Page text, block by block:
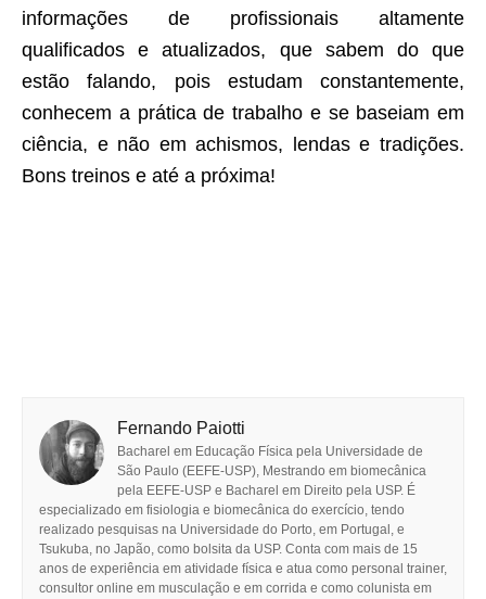
informações de profissionais altamente
qualificados e atualizados, que sabem do que
estão falando, pois estudam constantemente,
conhecem a prática de trabalho e se baseiam em
ciência, e não em achismos, lendas e tradições.
Bons treinos e até a próxima!
Fernando Paiotti
Bacharel em Educação Física pela Universidade de
São Paulo (EEFE-USP), Mestrando em biomecânica
pela EEFE-USP e Bacharel em Direito pela USP. É
especializado em fisiologia e biomecânica do exercício, tendo
realizado pesquisas na Universidade do Porto, em Portugal, e
Tsukuba, no Japão, como bolsita da USP. Conta com mais de 15
anos de experiência em atividade física e atua como personal trainer,
consultor online em musculação e em corrida e como colunista em